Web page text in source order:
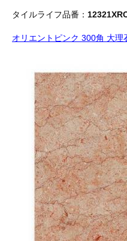
タイルライフ品番：
オリエントピンク 300角 大理